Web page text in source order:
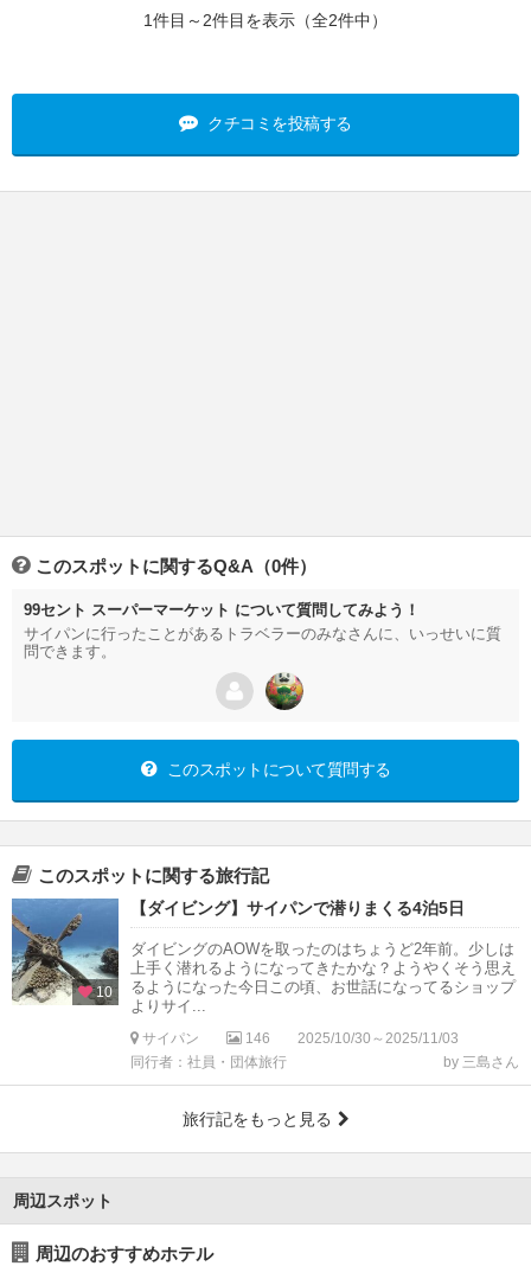
1件目～2件目を表示（全2件中）
クチコミを投稿する
このスポットに関するQ&A（0件）
99セント スーパーマーケット について質問してみよう！
サイパンに行ったことがあるトラベラーのみなさんに、いっせいに質
問できます。
このスポットについて質問する
このスポットに関する旅行記
10
【ダイビング】サイパンで潜りまくる4泊5日
ダイビングのAOWを取ったのはちょうど2年前。少しは
上手く潜れるようになってきたかな？ようやくそう思え
るようになった今日この頃、お世話になってるショップ
よりサイ...
サイパン 146
2025/10/30～2025/11/03
同行者：社員・団体旅行
by 三島さん
旅行記をもっと見る
周辺スポット
周辺のおすすめホテル